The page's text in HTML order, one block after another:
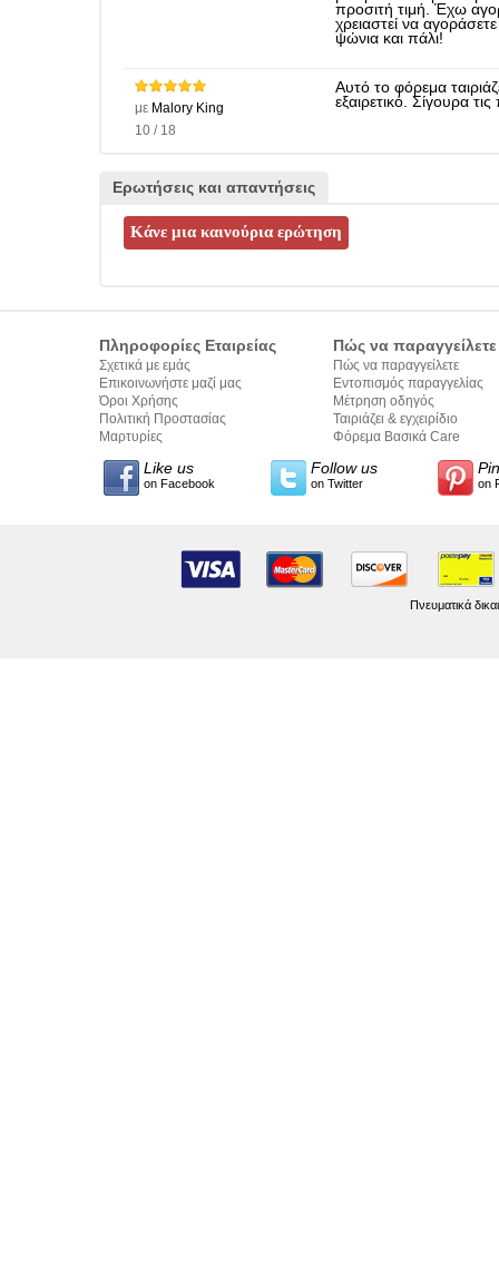
προσιτή τιμή. Έχω
χρειαστεί να
ψώνια και πάλι!
με Malory King
10 / 18
Αυτό το φόρεμα
εξαιρετικό. Σίγουρα
Ερωτήσεις και απαντήσεις
Πληροφορίες Εταιρείας
Σχετικά με εμάς
Επικοινωνήστε μαζί μας
Όροι Χρήσης
Πολιτική Προστασίας
Προσωπικών Δεδομένων
Μαρτυρίες
Πώς να παραγγείλετε
Πώς να παραγγείλετε
Εντοπισμός παραγγελίας
Μέτρηση οδηγός
Ταιριάζει & εγχειρίδιο
σύνταξης κειμένων
Φόρεμα Βασικά Care
Like us
on Facebook
Follow us
on Twitter on
Πνευματικά